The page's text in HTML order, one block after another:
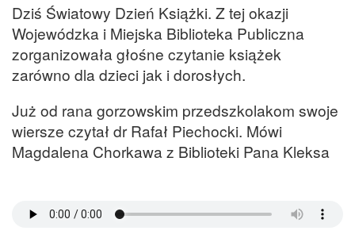
Dziś Światowy Dzień Książki. Z tej okazji
Wojewódzka i Miejska Biblioteka Publiczna
zorganizowała głośne czytanie książek
zarówno dla dzieci jak i dorosłych.
Już od rana gorzowskim przedszkolakom swoje
wiersze czytał dr Rafał Piechocki. Mówi
Magdalena Chorkawa z Biblioteki Pana Kleksa